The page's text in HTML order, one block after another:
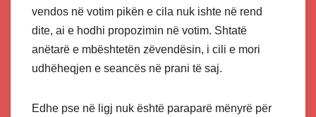
vendos në votim pikën e cila nuk ishte në rend
dite, ai e hodhi propozimin në votim. Shtatë
anëtarë e mbështetën zëvendësin, i cili e mori
udhëheqjen e seancës në prani të saj.
Edhe pse në ligj nuk është paraparë mënyrë për